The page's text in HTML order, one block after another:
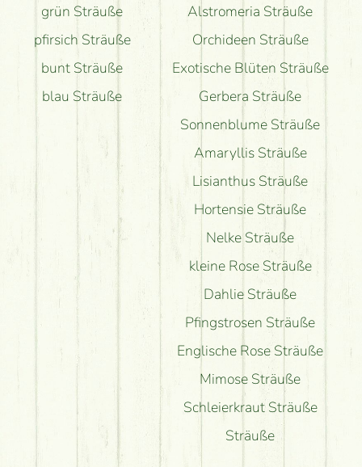
grün Sträuße
pfirsich Sträuße
bunt Sträuße
blau Sträuße
Alstromeria Sträuße
Orchideen Sträuße
Exotische Blüten Sträuße
Gerbera Sträuße
Sonnenblume Sträuße
Amaryllis Sträuße
Lisianthus Sträuße
Hortensie Sträuße
Nelke Sträuße
kleine Rose Sträuße
Dahlie Sträuße
Pfingstrosen Sträuße
Englische Rose Sträuße
Mimose Sträuße
Schleierkraut Sträuße
Sträuße